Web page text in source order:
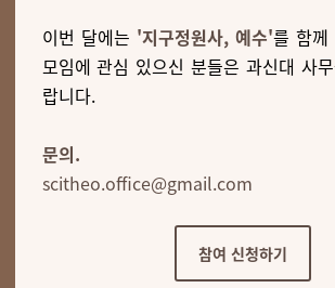
이번 달에는 '지구정원사, 예수'를 함께
모임에 관심 있으신 분들은 과신대 사
랍니다.
문의.
scitheo.office@gmail.com
참여 신청하기